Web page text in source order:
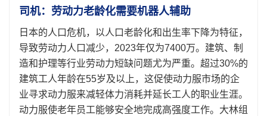
司机：劳动力老龄化需要机器人辅助
日本的人口危机，以人口老龄化和出生率下降为特征，
导致劳动力人口减少，2023年仅为7400万。建筑、制
造和护理等行业劳动力短缺问题尤为严重。超过30%的
建筑工人年龄在55岁及以上，这促使动力服市场的企
业寻求动力服来减轻体力消耗并延长工人的职业生涯。
动力服使老年员工能够安全地完成高强度工作。大林组